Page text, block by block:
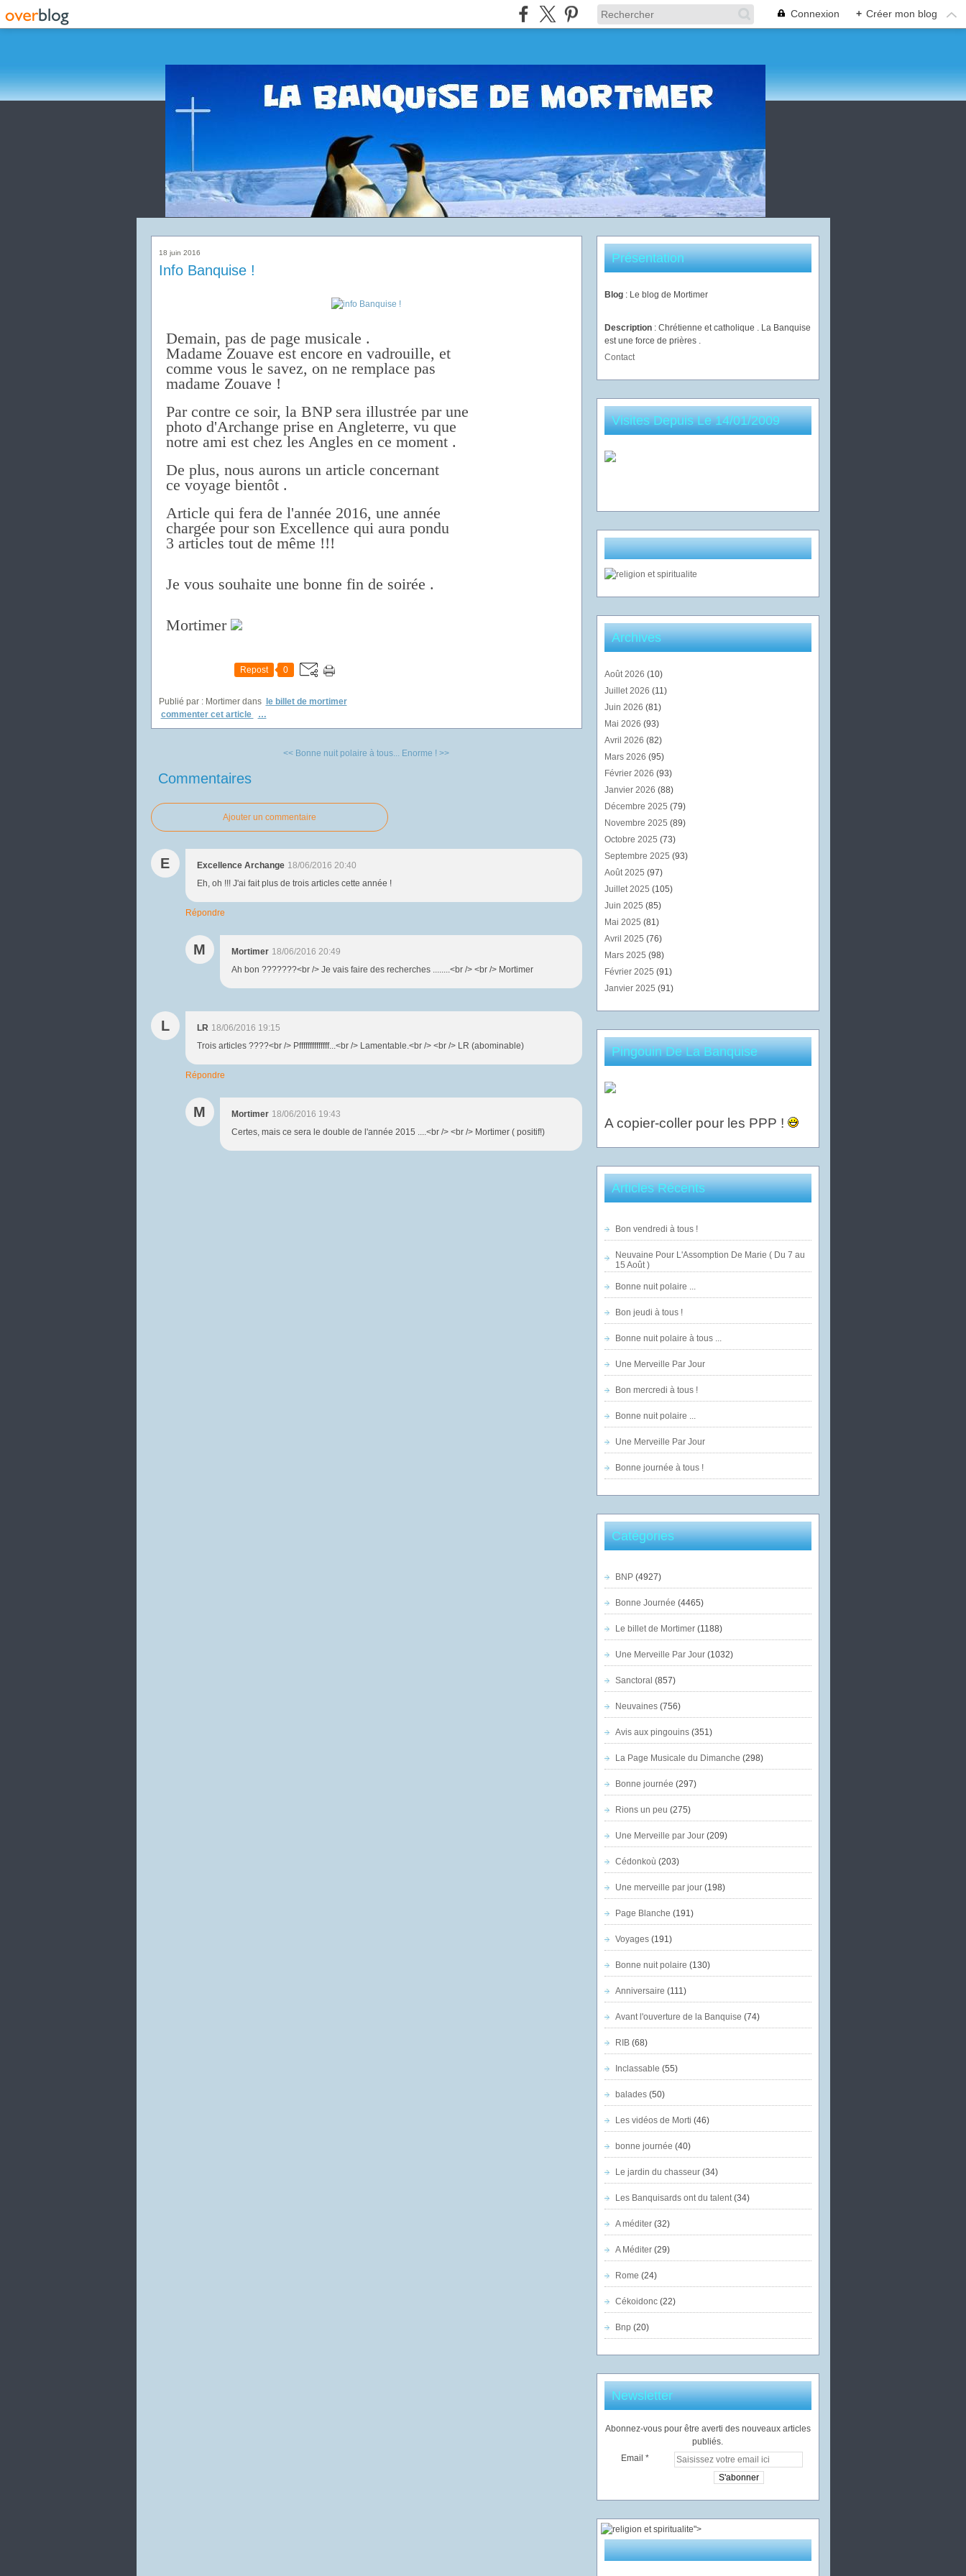
Connexion + Créer mon blog
18 juin 2016
Info Banquise !
Demain, pas de page musicale .
Madame Zouave est encore en vadrouille, et
comme vous le savez, on ne remplace pas
madame Zouave !
Par contre ce soir, la BNP sera illustrée par une
photo d'Archange prise en Angleterre, vu que
notre ami est chez les Angles en ce moment .
De plus, nous aurons un article concernant
ce voyage bientôt .
Article qui fera de l'année 2016, une année
chargée pour son Excellence qui aura pondu
3 articles tout de même !!!
Je vous souhaite une bonne fin de soirée .
Mortimer
Repost 0
Publié par : Mortimer dans
le billet de mortimer
commenter cet article
…
<< Bonne nuit polaire à tous... Enorme ! >>
Commentaires
Ajouter un commentaire
E Excellence Archange 18/06/2016 20:40
Eh, oh !!! J'ai fait plus de trois articles cette année !
Répondre
M Mortimer 18/06/2016 20:49
Ah bon ???????<br /> Je vais faire des recherches ........<br /> <br /> Mortimer
L LR 18/06/2016 19:15
Trois articles ????<br /> Pffffffffffffff...<br /> Lamentable.<br /> <br /> LR (abominable)
Répondre
M Mortimer 18/06/2016 19:43
Certes, mais ce sera le double de l'année 2015 ....<br /> <br /> Mortimer ( positif!)
Présentation
Blog : Le blog de Mortimer
Description : Chrétienne et catholique . La Banquise
est une force de prières .
Contact
Visites Depuis Le 14/01/2009
Archives
Août 2026 (10)
Juillet 2026 (11)
Juin 2026 (81)
Mai 2026 (93)
Avril 2026 (82)
Mars 2026 (95)
Février 2026 (93)
Janvier 2026 (88)
Décembre 2025 (79)
Novembre 2025 (89)
Octobre 2025 (73)
Septembre 2025 (93)
Août 2025 (97)
Juillet 2025 (105)
Juin 2025 (85)
Mai 2025 (81)
Avril 2025 (76)
Mars 2025 (98)
Février 2025 (91)
Janvier 2025 (91)
Pingouin De La Banquise
A copier-coller pour les PPP !
Articles Récents
Bon vendredi à tous !
Neuvaine Pour L'Assomption De Marie ( Du 7 au
15 Août )
Bonne nuit polaire ...
Bon jeudi à tous !
Bonne nuit polaire à tous ...
Une Merveille Par Jour
Bon mercredi à tous !
Bonne nuit polaire ...
Une Merveille Par Jour
Bonne journée à tous !
Catégories
BNP(4927)
Bonne Journée (4465)
Le billet de Mortimer(1188)
Une Merveille Par Jour(1032)
Sanctoral (857)
Neuvaines(756)
Avis aux pingouins(351)
La Page Musicale du Dimanche (298)
Bonne journée (297)
Rions un peu (275)
Une Merveille par Jour(209)
Cédonkoù (203)
Une merveille par jour(198)
Page Blanche (191)
Voyages(191)
Bonne nuit polaire (130)
Anniversaire (111)
Avant l'ouverture de la Banquise (74)
RIB(68)
Inclassable (55)
balades(50)
Les vidéos de Morti (46)
bonne journée (40)
Le jardin du chasseur(34)
Les Banquisards ont du talent(34)
A méditer(32)
A Méditer(29)
Rome (24)
Cékoidonc(22)
Bnp (20)
Newsletter
Abonnez-vous pour être averti des nouveaux articles
publiés.
Email
">